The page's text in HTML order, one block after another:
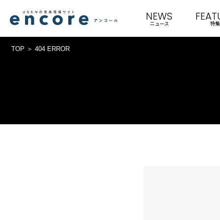
NEWS
ニュース 特集
TOP 404 ERROR